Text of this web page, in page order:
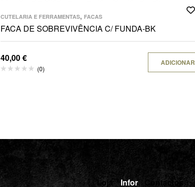
CUTELARIA E FERRAMENTAS, FACAS
FACA DE SOBREVIVÊNCIA C/ FUNDA-BK
40,00€
(0)
ADICIONAR
Loja Infor Contactos